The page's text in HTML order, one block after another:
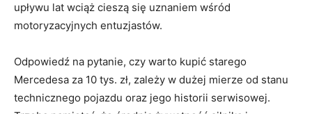
upływu lat‌ wciąż cieszą​ się‌ uznaniem wśród
motoryzacyjnych entuzjastów.
Odpowiedź na pytanie, czy ​warto kupić starego
Mercedesa‍ za 10 tys.‌ zł, zależy w ​dużej mierze od⁢ stanu‌
technicznego pojazdu‍ oraz jego historii serwisowej.